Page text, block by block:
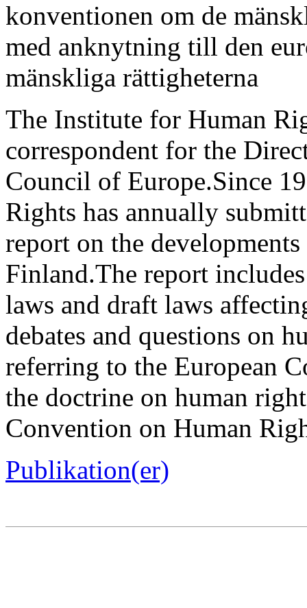
konventionen om de
med anknytning till den
mänskliga rättigheterna
The Institute for Human
correspondent for the
Council of Europe.Since
Rights has annually
report on the
Finland.The report
laws and draft laws
debates and questions on
referring to the European
the doctrine on human
Convention on Human
Publikation(er)